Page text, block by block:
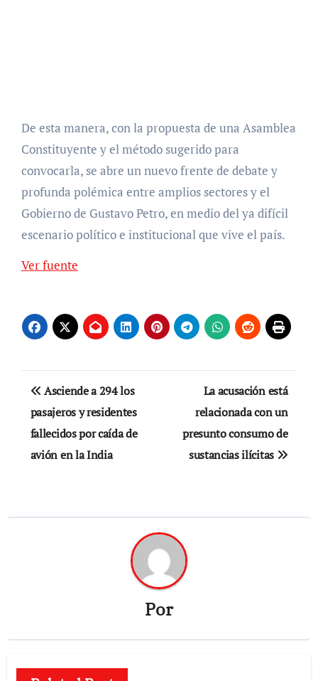
De esta manera, con la propuesta de una Asamblea
Constituyente y el método sugerido para
convocarla, se abre un nuevo frente de debate y
profunda polémica entre amplios sectores y el
Gobierno de Gustavo Petro, en medio del ya difícil
escenario político e institucional que vive el país.
Ver fuente
Navegación
de
entradas
Asciende a 294 los
pasajeros y residentes
fallecidos por caída de
avión en la India
La acusación está
relacionada con un
presunto consumo de
sustancias ilícitas
Por